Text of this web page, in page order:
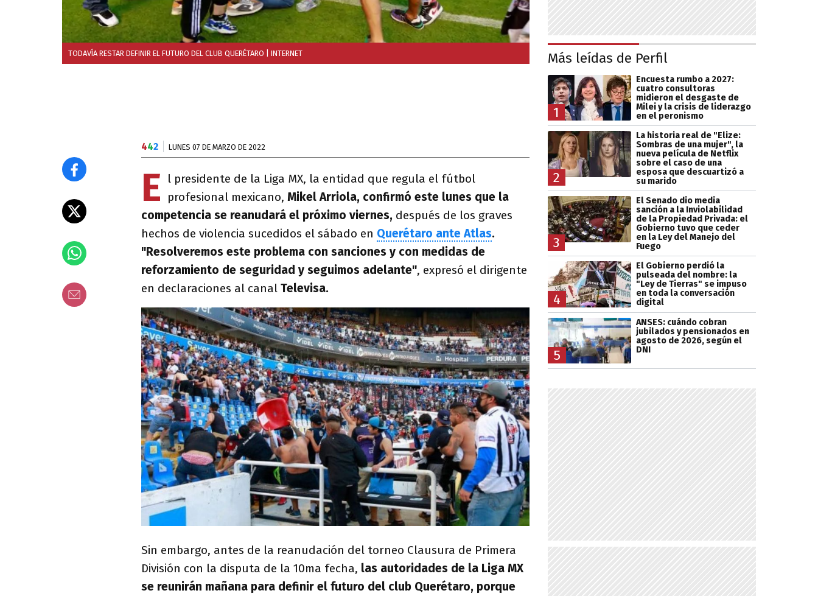
TODAVÍA RESTAR DEFINIR EL FUTURO DEL CLUB QUERÉTARO | INTERNET
442 LUNES 07 DE MARZO DE 2022
E
l presidente de la Liga MX, la entidad que regula el fútbol
profesional mexicano, Mikel Arriola, confirmó este lunes que la
competencia se reanudará el próximo viernes, después de los graves
hechos de violencia sucedidos el sábado en Querétaro ante Atlas.
"Resolveremos este problema con sanciones y con medidas de
reforzamiento de seguridad y seguimos adelante", expresó el dirigente
en declaraciones al canal Televisa.
Sin embargo, antes de la reanudación del torneo Clausura de Primera
División con la disputa de la 10ma fecha, las autoridades de la Liga MX
se reunirán mañana para definir el futuro del club Querétaro, porque
Más leídas de Perfil
1
Encuesta rumbo a 2027:
cuatro consultoras
midieron el desgaste de
Milei y la crisis de liderazgo
en el peronismo
2
La historia real de "Elize:
Sombras de una mujer", la
nueva película de Netflix
sobre el caso de una
esposa que descuartizó a
su marido
3
El Senado dio media
sanción a la Inviolabilidad
de la Propiedad Privada: el
Gobierno tuvo que ceder
en la Ley del Manejo del
Fuego
4
El Gobierno perdió la
pulseada del nombre: la
"Ley de Tierras" se impuso
en toda la conversación
digital
5
ANSES: cuándo cobran
jubilados y pensionados en
agosto de 2026, según el
DNI